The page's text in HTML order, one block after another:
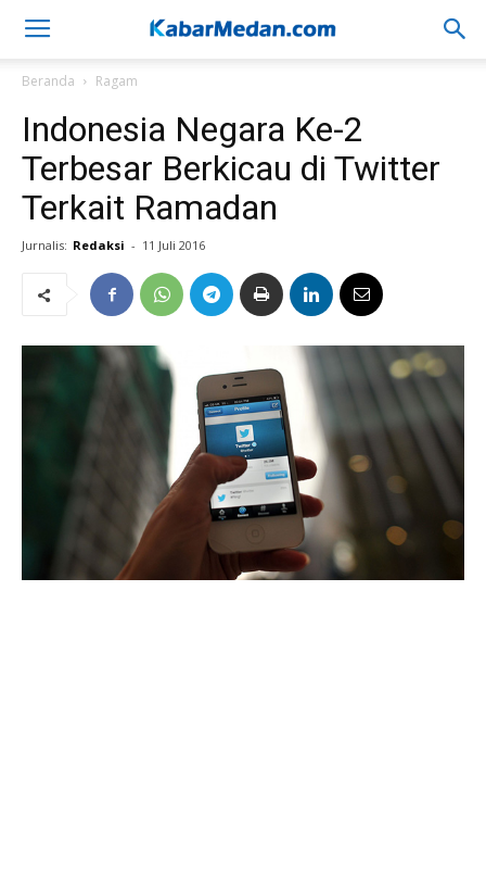
Beranda Ragam
Indonesia Negara Ke-2
Terbesar Berkicau di Twitter
Terkait Ramadan
Jurnalis: Redaksi - 11 Juli 2016